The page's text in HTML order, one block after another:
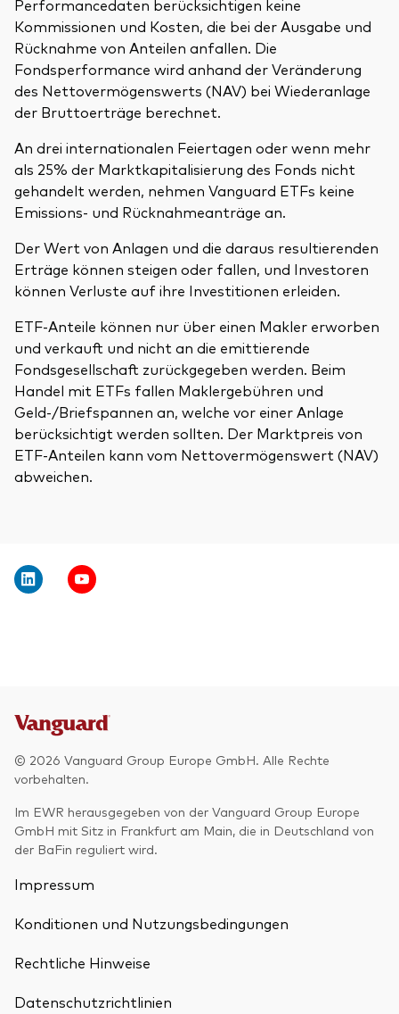
Performancedaten berücksichtigen keine
Kommissionen und Kosten, die bei der Ausgabe und
Rücknahme von Anteilen anfallen. Die
Fondsperformance wird anhand der Veränderung
des Nettovermögenswerts (NAV) bei Wiederanlage
der Bruttoerträge berechnet.
An drei internationalen Feiertagen oder wenn mehr
als 25% der Marktkapitalisierung des Fonds nicht
gehandelt werden, nehmen Vanguard ETFs keine
Emissions- und Rücknahmeanträge an.
Der Wert von Anlagen und die daraus resultierenden
Erträge können steigen oder fallen, und Investoren
können Verluste auf ihre Investitionen erleiden.
ETF-Anteile können nur über einen Makler erworben
und verkauft und nicht an die emittierende
Fondsgesellschaft zurückgegeben werden. Beim
Handel mit ETFs fallen Maklergebühren und
Geld-/Briefspannen an, welche vor einer Anlage
berücksichtigt werden sollten. Der Marktpreis von
ETF-Anteilen kann vom Nettovermögenswert (NAV)
abweichen.
© 2026 Vanguard Group Europe GmbH. Alle Rechte
vorbehalten.
Im EWR herausgegeben von der Vanguard Group Europe
GmbH mit Sitz in Frankfurt am Main, die in Deutschland von
der BaFin reguliert wird.
Impressum
Konditionen und Nutzungsbedingungen
Rechtliche Hinweise
Datenschutzrichtlinien